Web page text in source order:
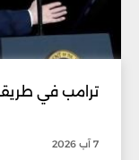
ترامب في طريقه
7 آب 2026